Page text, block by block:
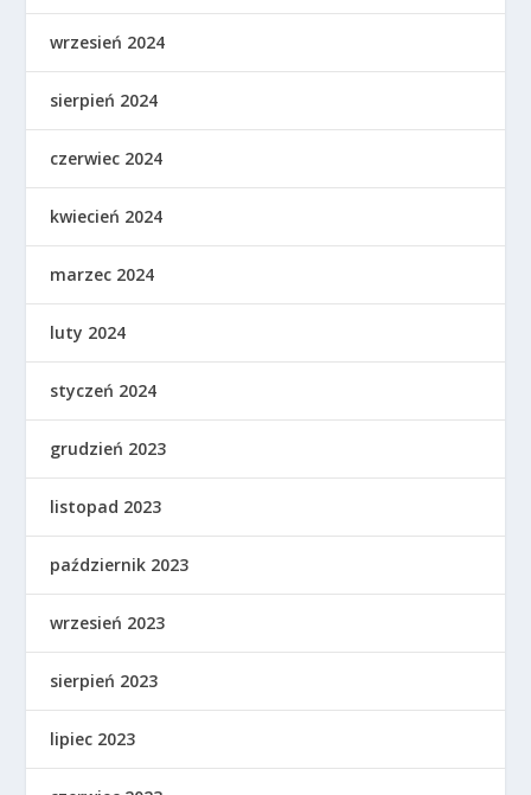
wrzesień 2024
sierpień 2024
czerwiec 2024
kwiecień 2024
marzec 2024
luty 2024
styczeń 2024
grudzień 2023
listopad 2023
październik 2023
wrzesień 2023
sierpień 2023
lipiec 2023